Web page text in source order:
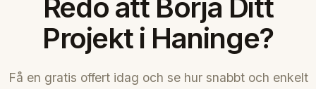
Redo att Börja Ditt
Projekt i Haninge?
Få en gratis offert idag och se hur snabbt och enkelt